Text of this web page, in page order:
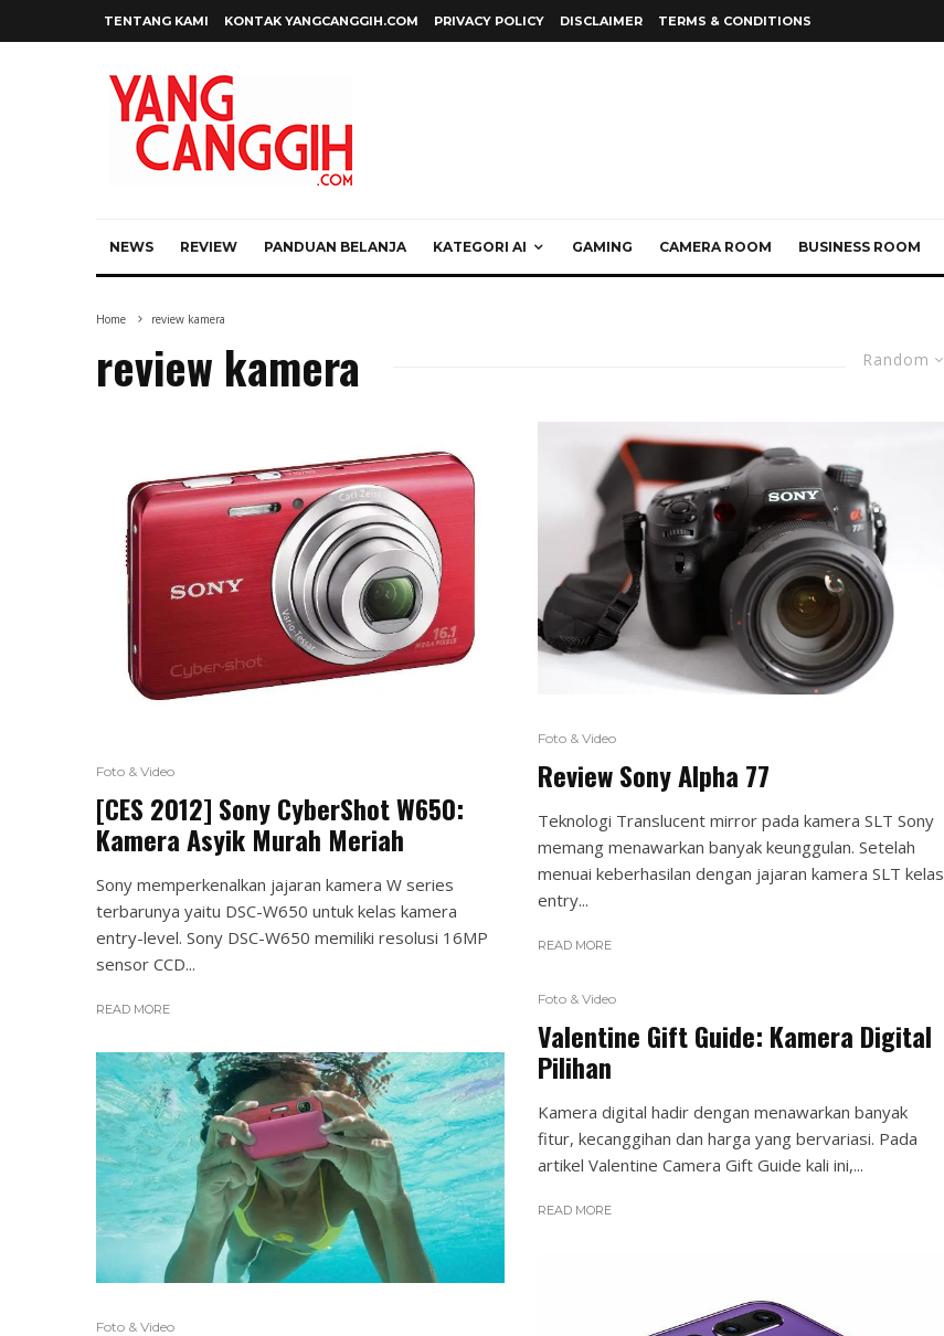
TENTANG KAMI KONTAK YANGCANGGIH.COM PRIVACY POLICY DISCLAIMER TERMS & CONDITIONS
NEWS REVIEW PANDUAN BELANJA KATEGORI AI GAMING CAMERA ROOM BUSINESS ROOM
Home review kamera
Random
review kamera
Foto & Video
[CES 2012] Sony CyberShot W650:
Kamera Asyik Murah Meriah
Sony memperkenalkan jajaran kamera W series
terbarunya yaitu DSC-W650 untuk kelas kamera
entry-level. Sony DSC-W650 memiliki resolusi 16MP
sensor CCD...
READ MORE
Foto & Video
Foto & Video
Review Sony Alpha 77
Teknologi Translucent mirror pada kamera SLT Sony
memang menawarkan banyak keunggulan. Setelah
menuai keberhasilan dengan jajaran kamera SLT kelas
entry...
READ MORE
Foto & Video
Valentine Gift Guide: Kamera Digital
Pilihan
Kamera digital hadir dengan menawarkan banyak
fitur, kecanggihan dan harga yang bervariasi. Pada
artikel Valentine Camera Gift Guide kali ini,...
READ MORE